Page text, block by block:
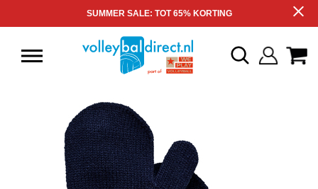
SUMMER SALE: TOT 65% KORTING